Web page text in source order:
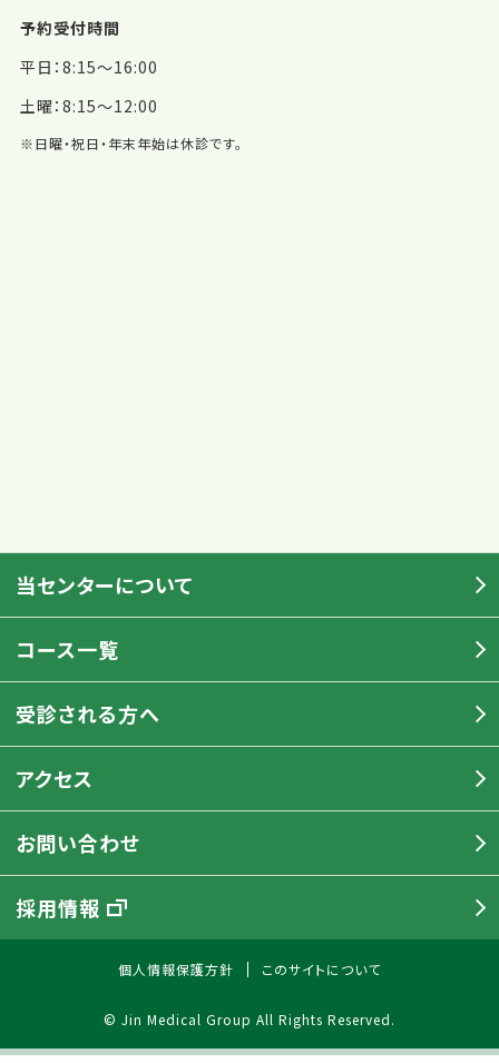
予約受付時間
平日：8:15～16:00
土曜：8:15～12:00
※日曜・祝日・年末年始は休診です。
当センターについて
コース一覧
受診される方へ
アクセス
お問い合わせ
採用情報
個人情報保護方針 このサイトについて
© Jin Medical Group All Rights Reserved.